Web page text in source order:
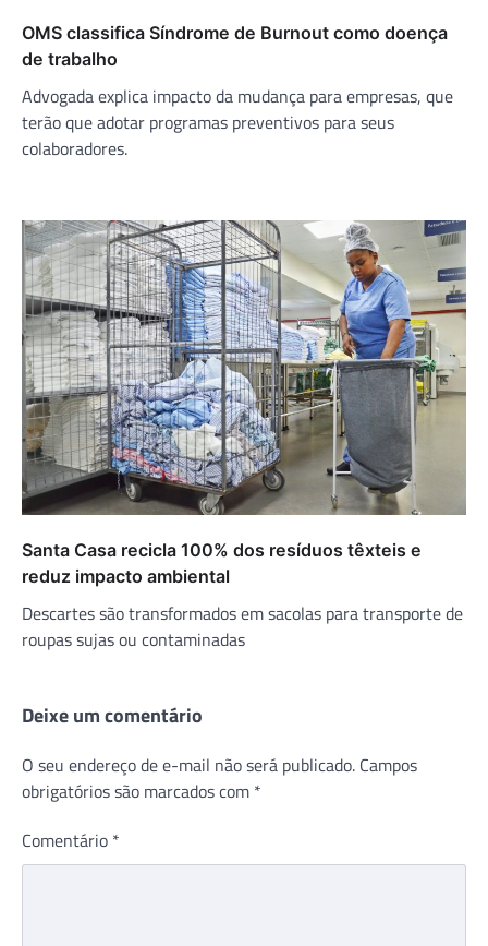
OMS classifica Síndrome de Burnout como doença
de trabalho
Advogada explica impacto da mudança para empresas, que
terão que adotar programas preventivos para seus
colaboradores.
Santa Casa recicla 100% dos resíduos têxteis e
reduz impacto ambiental
Descartes são transformados em sacolas para transporte de
roupas sujas ou contaminadas
Deixe um comentário
O seu endereço de e-mail não será publicado. Campos
obrigatórios são marcados com *
Comentário *